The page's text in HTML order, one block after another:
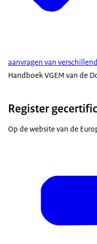
aanvragen van
Handboek VGEM van de
Register
Op de website van de